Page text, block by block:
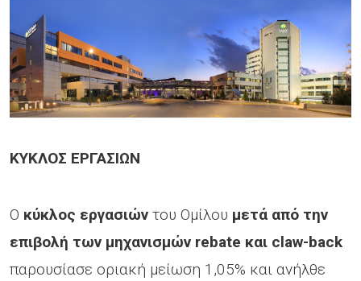
ΚΥΚΛΟΣ ΕΡΓΑΣΙΩΝ
Ο κύκλος εργασιών του Ομίλου μετά από την
επιβολή των μηχανισμών rebate και claw-back
παρουσίασε οριακή μείωση 1,05% και ανήλθε